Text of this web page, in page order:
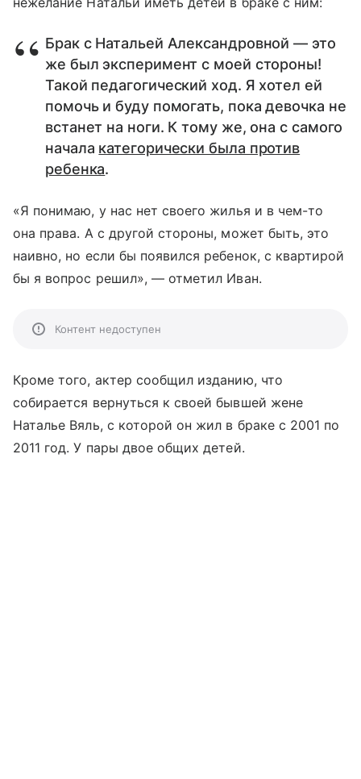
Брак с Натальей Александровной — это
же был эксперимент с моей стороны!
Такой педагогический ход. Я хотел ей
помочь и буду помогать, пока девочка не
встанет на ноги. К тому же, она с самого
начала категорически была против
ребенка.
«Я понимаю, у нас нет своего жилья и в чем-то
она права. А с другой стороны, может быть, это
наивно, но если бы появился ребенок, с квартирой
бы я вопрос решил», — отметил Иван.
Контент недоступен
Кроме того, актер сообщил изданию, что
собирается вернуться к своей бывшей жене
Наталье Вяль, с которой он жил в браке с 2001 по
2011 год. У пары двое общих детей.